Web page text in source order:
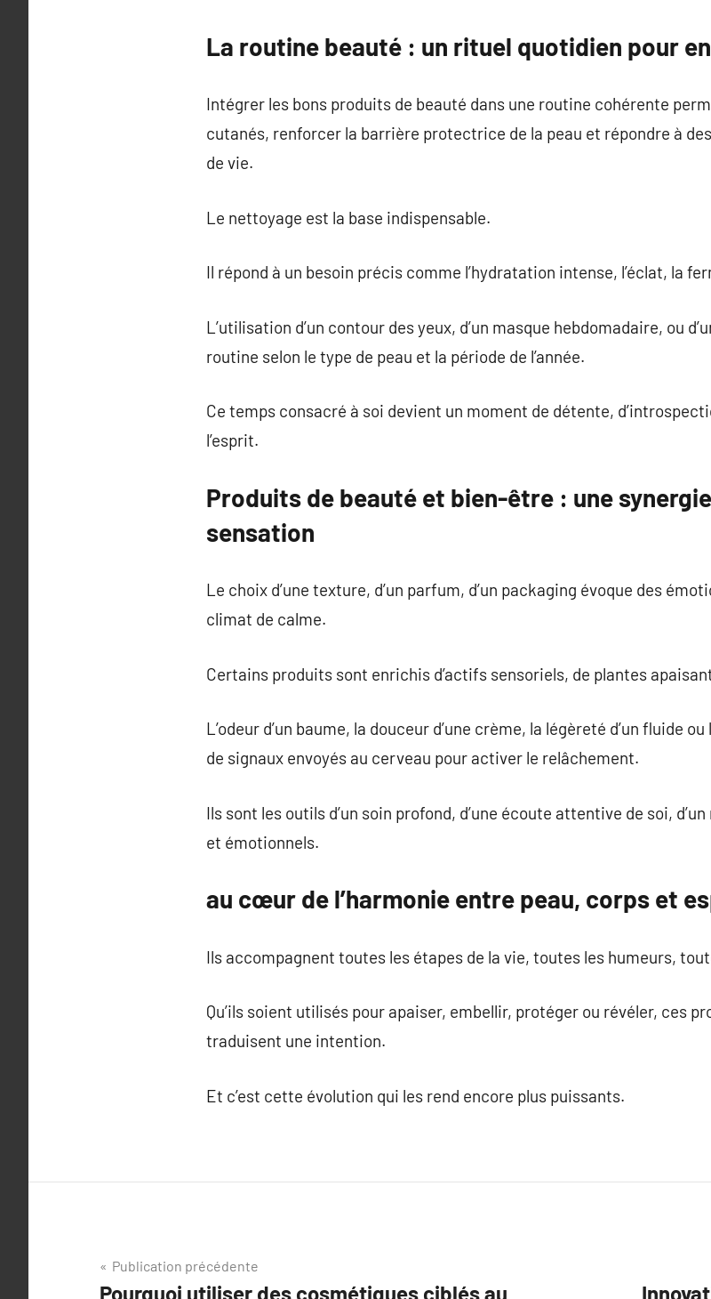
La routine beauté : un rituel quotidien pour
Intégrer les bons produits de beauté dans une routine cohérente
cutanés, renforcer la barrière protectrice de la peau et répondre à
de vie.
Le nettoyage est la base indispensable.
Il répond à un besoin précis comme l’hydratation intense, l’éclat, la
L’utilisation d’un contour des yeux, d’un masque hebdomadaire, ou
routine selon le type de peau et la période de l’année.
Ce temps consacré à soi devient un moment de détente,
l’esprit.
Produits de beauté et bien-être : une
sensation
Le choix d’une texture, d’un parfum, d’un packaging évoque des
climat de calme.
Certains produits sont enrichis d’actifs sensoriels, de plantes
L’odeur d’un baume, la douceur d’une crème, la légèreté d’un fluide
de signaux envoyés au cerveau pour activer le relâchement.
Ils sont les outils d’un soin profond, d’une écoute attentive de soi,
et émotionnels.
au cœur de l’harmonie entre peau, corps et
Ils accompagnent toutes les étapes de la vie, toutes les humeurs,
Qu’ils soient utilisés pour apaiser, embellir, protéger ou révéler, ces
traduisent une intention.
Et c’est cette évolution qui les rend encore plus puissants.
Navigation
Publication précédente
Pourquoi utiliser des cosmétiques ciblés au